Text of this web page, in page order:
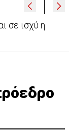
σχέδια